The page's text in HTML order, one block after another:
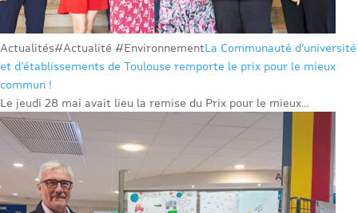
Actualités#Actualité #EnvironnementLa Communauté d’université
et d’établissements de Toulouse remporte le prix pour le mieux
commun !
Le jeudi 28 mai avait lieu la remise du Prix pour le mieux...